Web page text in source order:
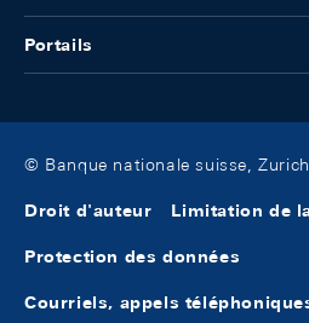
Portails
© Banque nationale suisse,
Droit d'auteur Limitation de
Protection des données
Courriels, appels